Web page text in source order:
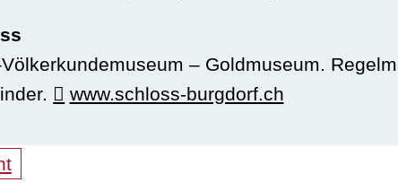
– Goldmuseum.
www.schloss-burgdorf.ch